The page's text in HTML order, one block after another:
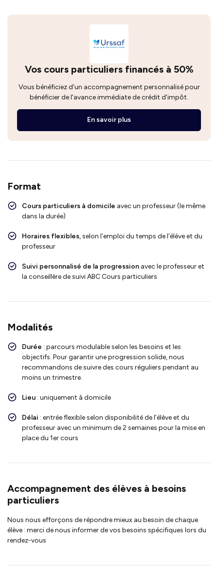
Vos cours particuliers financés à 50%
Vous bénéficiez d'un accompagnement personnalisé pour
bénéficier de l'avance immédiate de crédit d'impôt.
En savoir plus
Format
Cours particuliers à domicile avec un professeur (le même
dans la durée)
Horaires flexibles, selon l’emploi du temps de l’élève et du
professeur
Suivi personnalisé de la progression avec le professeur et
la conseillère de suivi ABC Cours particuliers
Modalités
Durée : parcours modulable selon les besoins et les
objectifs. Pour garantir une progression solide, nous
recommandons de suivre des cours réguliers pendant au
moins un trimestre.
Lieu : uniquement à domicile
Délai : entrée flexible selon disponibilité de l’élève et du
professeur avec un minimum de 2 semaines pour la mise en
place du 1er cours
Accompagnement des élèves à besoins
particuliers
Nous nous efforçons de répondre mieux au besoin de chaque
élève : merci de nous informer de vos besoins spécifiques lors du
rendez-vous